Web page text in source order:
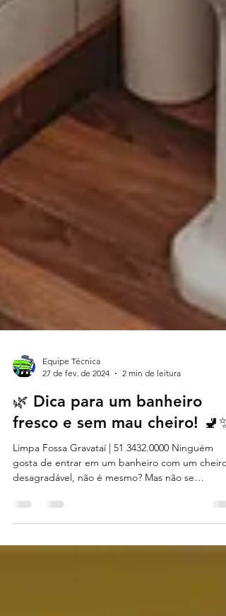
27 de fev. de 2024
2 min de leitura
🌿 Dica para um banheiro
fresco e sem mau cheiro! 🚽✨
Limpa Fossa Gravataí | 51 3432.0000 Ninguém
desagradável, não é mesmo? Mas não se
preocupe,...